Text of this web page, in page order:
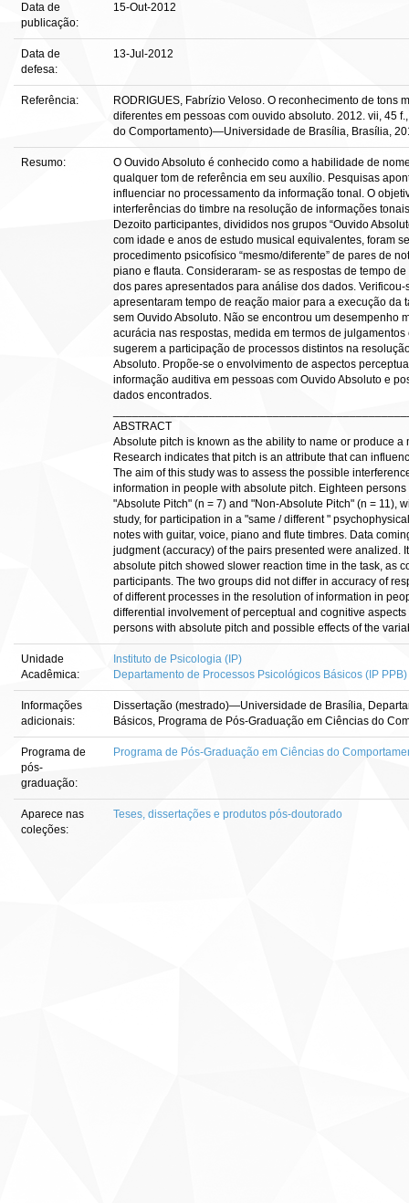
Data de
publicação:
15-Out-2012
Data de
defesa:
13-Jul-2012
Referência:
RODRIGUES, Fabrízio Veloso. O reconhecimento de tons
diferentes em pessoas com ouvido absoluto. 2012. vii, 45
do Comportamento)—Universidade de Brasília, Brasília,
Resumo:
O Ouvido Absoluto é conhecido como a habilidade de
qualquer tom de referência em seu auxílio. Pesquisas
influenciar no processamento da informação tonal. O
interferências do timbre na resolução de informações
Dezoito participantes, divididos nos grupos “Ouvido
com idade e anos de estudo musical equivalentes, foram
procedimento psicofísico “mesmo/diferente” de pares de
piano e flauta. Consideraram- se as respostas de tempo
dos pares apresentados para análise dos dados.
apresentaram tempo de reação maior para a execução da
sem Ouvido Absoluto. Não se encontrou um desempenho
acurácia nas respostas, medida em termos de
sugerem a participação de processos distintos na
Absoluto. Propõe-se o envolvimento de aspectos
informação auditiva em pessoas com Ouvido Absoluto e
dados encontrados.
ABSTRACT
Absolute pitch is known as the ability to name or produce
Research indicates that pitch is an attribute that can
The aim of this study was to assess the possible
information in people with absolute pitch. Eighteen
"Absolute Pitch" (n = 7) and "Non-Absolute Pitch" (n = 11),
study, for participation in a "same / different "
notes with guitar, voice, piano and flute timbres. Data
judgment (accuracy) of the pairs presented were analized.
absolute pitch showed slower reaction time in the task, as
participants. The two groups did not differ in accuracy of
of different processes in the resolution of information in
differential involvement of perceptual and cognitive
persons with absolute pitch and possible effects of the
Unidade
Acadêmica:
Instituto de Psicologia (IP)
Departamento de Processos Psicológicos Básicos (IP PPB)
Informações
adicionais:
Dissertação (mestrado)—Universidade de Brasília,
Básicos, Programa de Pós-Graduação em Ciências do
Programa de
pós-
graduação:
Programa de Pós-Graduação em Ciências do
Aparece nas
coleções:
Teses, dissertações e produtos pós-doutorado